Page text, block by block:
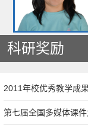
科研奖励
2011年校优秀教学成
第七届全国多媒体课